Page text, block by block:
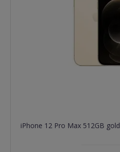
iPhone 12 Pro Max 512GB gold